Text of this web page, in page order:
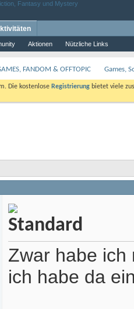
Aktionen Nützliche Links
FANDOM & OFFTOPIC Games,
Die kostenlose Registrierung bietet viele
Zwar habe ich
ich habe da